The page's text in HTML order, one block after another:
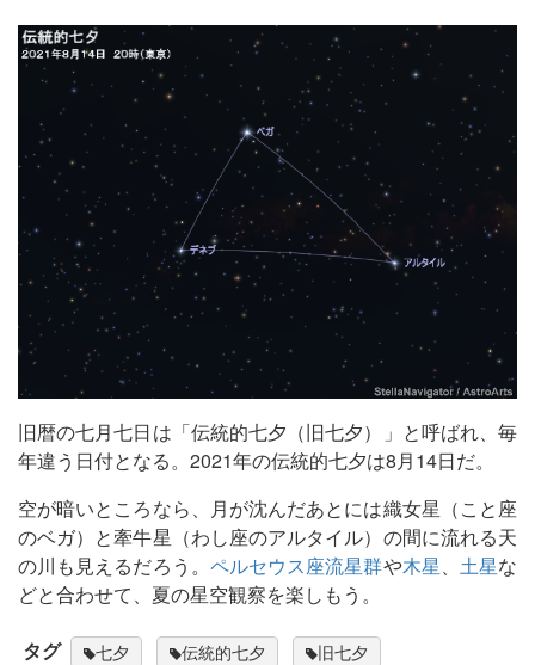
旧暦の七月七日は「伝統的七夕（旧七夕）」と呼ばれ、毎
年違う日付となる。2021年の伝統的七夕は8月14日だ。
空が暗いところなら、月が沈んだあとには織女星（こと座
のベガ）と牽牛星（わし座のアルタイル）の間に流れる天
の川も見えるだろう。 ペルセウス座流星群や木星、 土星な
どと合わせて、夏の星空観察を楽しもう。
タグ 七夕 伝統的七夕 旧七夕